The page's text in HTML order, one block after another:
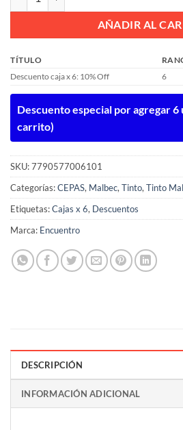
AÑADIR AL
TÍTULO
Descuento caja x 6: 10% Off
6
Descuento especial por agregar 6
carrito)
SKU:7790577006101
Categorías:CEPAS, Malbec,Tinto,Tinto
Etiquetas:Cajas x 6, Descuentos
Marca: Encuentro
DESCRIPCIÓN
INFORMACIÓN ADICIONAL